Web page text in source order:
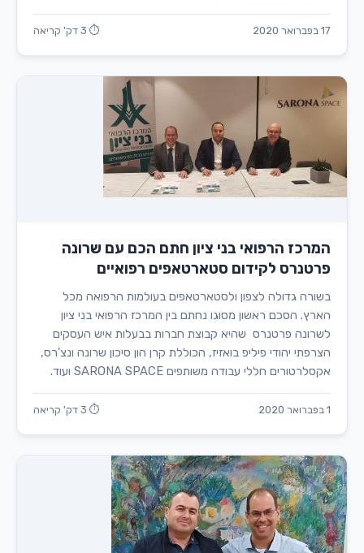
17 בפברואר 2020 ⏱ 3 דק' קריאה
המרכז הרפואי בני ציון חתם הכם עם שרונה
פרטנרס לקידום סטארטאפים רפואיים
בשורה גדולה לצפון ולסטארטאפים בעולמות הרפואה מכל
הארץ. הסכם ראשון מסוגו נחתם בין המרכז הרפואי בני ציון
לשרונה פרטנרס שהיא קבוצת חברות בבעלות איש העסקים
הצרפתי יהודי פיליפ בואזיז, הכוללת קרן הון סיכון שרונה ונצ'רס,
אקסלרטורים חללי עבודה משותפים SARONA SPACE ועוד.
1 בפברואר 2020 ⏱ 3 דק' קריאה